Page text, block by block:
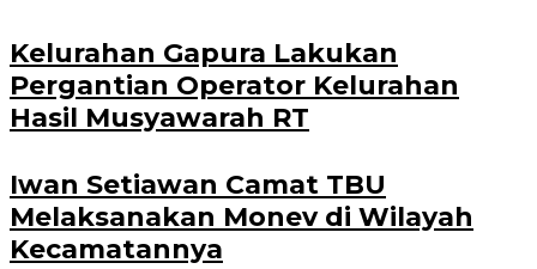
Kelurahan Gapura Lakukan
Pergantian Operator Kelurahan
Hasil Musyawarah RT
Iwan Setiawan Camat TBU
Melaksanakan Monev di Wilayah
Kecamatannya